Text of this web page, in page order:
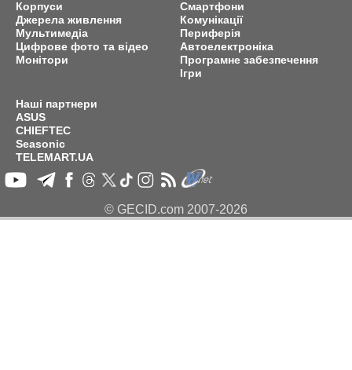
Корпуси
Джерела живлення
Мультимедіа
Цифрове фото та відео
Монітори
Смартфони
Комунікації
Периферія
Автоелектроніка
Програмне забезпечення
Ігри
Наші партнери
ASUS
CHIEFTEC
Seasonic
TELEMART.UA
© GECID.com 2007-2026